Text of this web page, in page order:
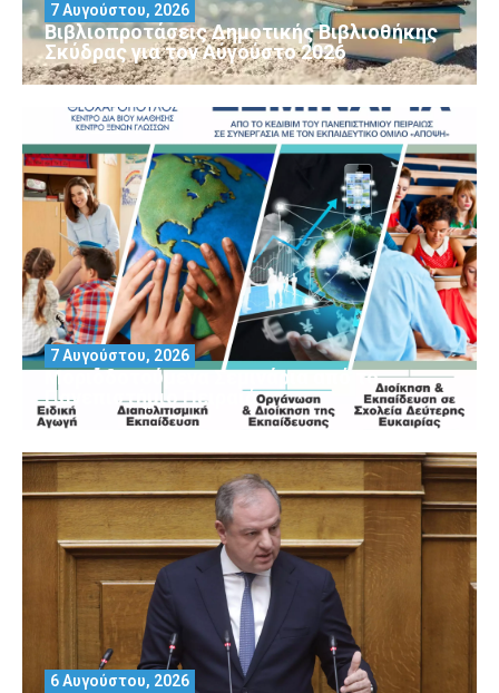
Βιβλιοπροτάσεις Δημοτικής Βιβλιοθήκης
Σκύδρας για τον Αύγούστο 2026
7 Αυγούστου, 2026
Μοριοδοτούμενα Σεμινάρια από το
Πανεπιστήμιο Πειραιά
7 Αυγούστου, 2026
6 Αυγούστου, 2026